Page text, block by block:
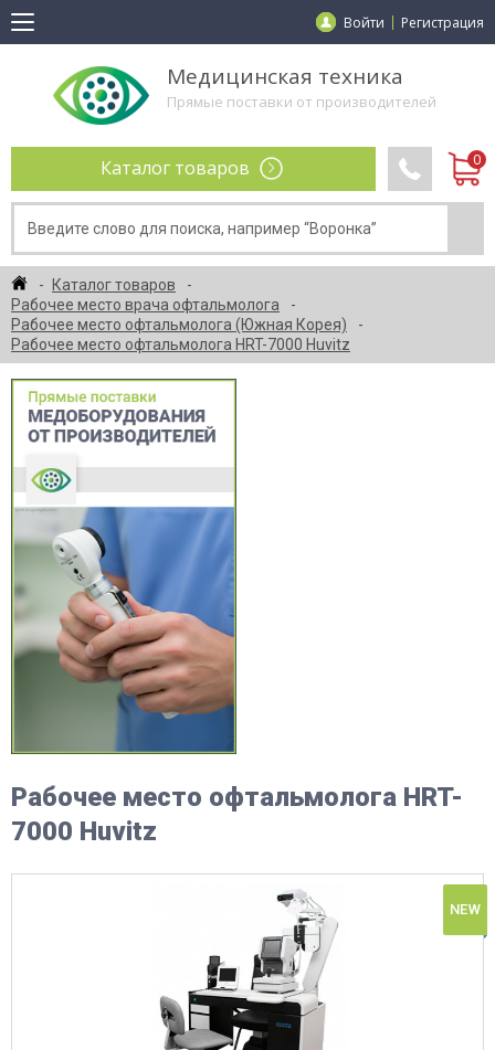
Войти Регистрация
Медицинская техника
Прямые поставки от производителей
Каталог товаров
Каталог товаров
Рабочее место врача офтальмолога
Рабочее место офтальмолога (Южная Корея)
Рабочее место офтальмолога HRT-7000 Huvitz
Рабочее место офтальмолога HRT-
7000 Huvitz
NEW